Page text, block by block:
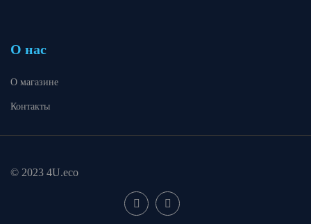
О нас
О магазине
Контакты
© 2023 4U.eco